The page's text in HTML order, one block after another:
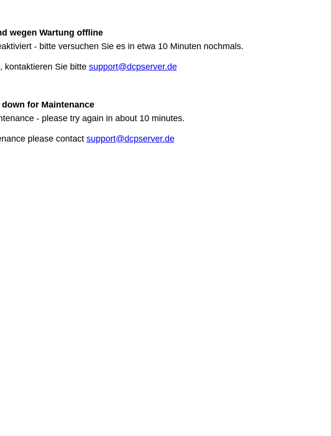
wegen Wartung offline
- bitte versuchen Sie es in etwa 10 Minuten nochmals.
kontaktieren Sie bitte support@dcpserver.de
for Maintenance
- please try again in about 10 minutes.
please contact support@dcpserver.de